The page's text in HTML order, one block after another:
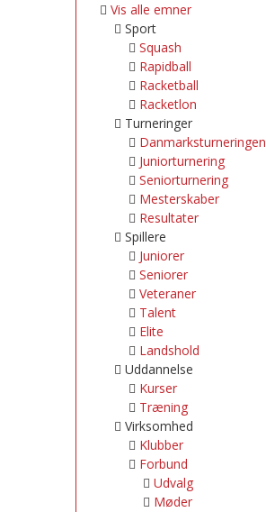
Vis alle emner
Sport
Squash
Rapidball
Racketball
Racketlon
Turneringer
Danmarksturneringen
Juniorturnering
Seniorturnering
Mesterskaber
Resultater
Spillere
Juniorer
Seniorer
Veteraner
Talent
Elite
Landshold
Uddannelse
Kurser
Træning
Virksomhed
Klubber
Forbund
Udvalg
Møder